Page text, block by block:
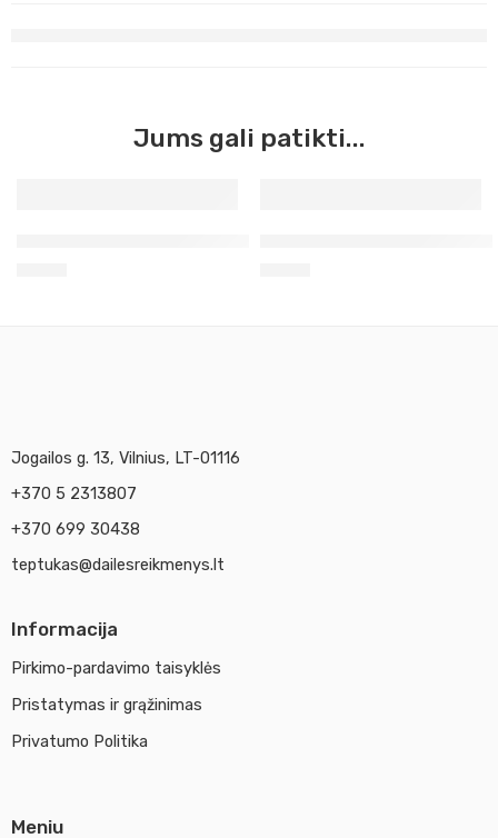
Jums gali patikti...
Jogailos g. 13, Vilnius, LT-01116
+370 5 2313807
+370 699 30438
teptukas@dailesreikmenys.lt
Informacija
Pirkimo-pardavimo taisyklės
Pristatymas ir grąžinimas
Privatumo Politika
Meniu